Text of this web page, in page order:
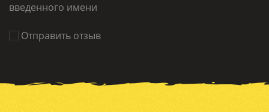
введенного имени
Отправить отзыв